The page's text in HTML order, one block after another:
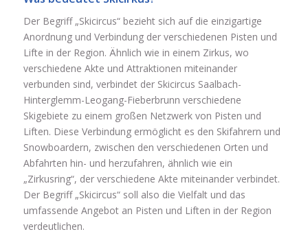
Der Begriff „Skicircus“ bezieht sich auf die einzigartige
Anordnung und Verbindung der verschiedenen Pisten und
Lifte in der Region. Ähnlich wie in einem Zirkus, wo
verschiedene Akte und Attraktionen miteinander
verbunden sind, verbindet der Skicircus Saalbach-
Hinterglemm-Leogang-Fieberbrunn verschiedene
Skigebiete zu einem großen Netzwerk von Pisten und
Liften. Diese Verbindung ermöglicht es den Skifahrern und
Snowboardern, zwischen den verschiedenen Orten und
Abfahrten hin- und herzufahren, ähnlich wie ein
„Zirkusring“, der verschiedene Akte miteinander verbindet.
Der Begriff „Skicircus“ soll also die Vielfalt und das
umfassende Angebot an Pisten und Liften in der Region
verdeutlichen.